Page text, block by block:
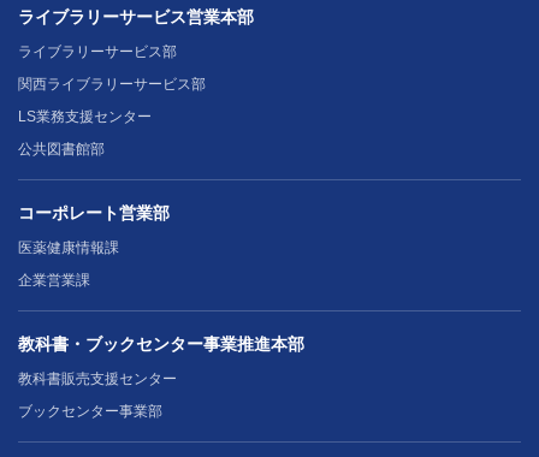
ライブラリーサービス営業本部
ライブラリーサービス部
関西ライブラリーサービス部
LS業務支援センター
公共図書館部
コーポレート営業部
医薬健康情報課
企業営業課
教科書・ブックセンター事業推進本部
教科書販売支援センター
ブックセンター事業部